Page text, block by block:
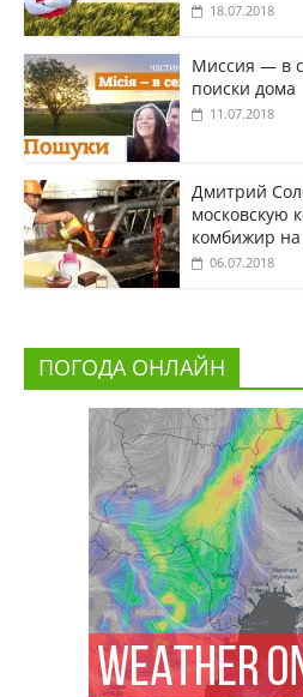
18.07.2018
Миссия — в
поиски дома
11.07.2018
Дмитрий
московскую
комбижир на
06.07.2018
ПОГОДА ОНЛАЙН